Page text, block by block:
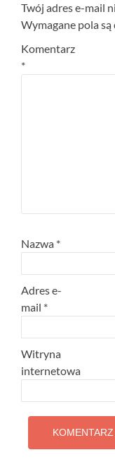
Twój adres e-mail
Wymagane pola są
Komentarz
*
Nazwa *
Adres e-
mail *
Witryna
internetowa